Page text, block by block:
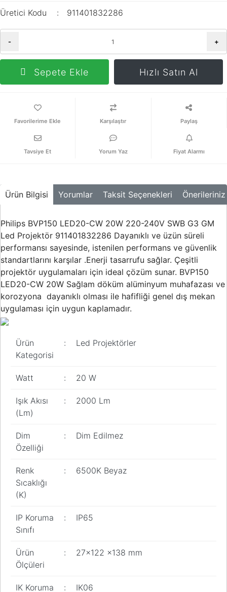
Üretici Kodu 911401832286
- +
Sepete Ekle Hızlı Satın Al
Karşılaştır Paylaş
Tavsiye Et Yorum Yaz Fiyat Alarmı
Ürün Bilgisi Yorumlar Taksit Seçenekleri Önerileriniz
Philips BVP150 LED20-CW 20W 220-240V SWB G3 GM
Led Projektör 911401832286 Dayanıklı ve üzün süreli
performansı sayesinde, istenilen performans ve güvenlik
standartlarını karşılar .Enerji tasarrufu sağlar. Çeşitli
projektör uygulamaları için ideal çözüm sunar. BVP150
LED20-CW 20W Sağlam döküm alüminyum muhafazası ve
korozyona dayanıklı olması ile hafifliği genel dış mekan
uygulaması için uygun kaplamadır.
Ürün
Kategorisi
: Led Projektörler
Watt : 20 W
Işık Akısı
(Lm)
: 2000 Lm
Dim
Özelliği
: Dim Edilmez
Renk
Sıcaklığı
(K)
: 6500K Beyaz
IP Koruma
Sınıfı
: IP65
Ürün
Ölçüleri
: 27x122 x138 mm
IK Koruma
: IK06